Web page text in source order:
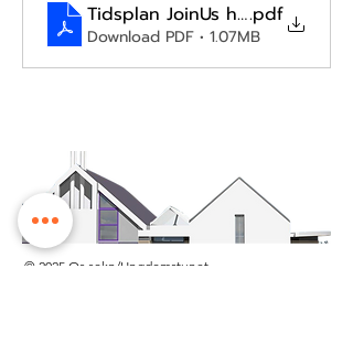
Tidsplan JoinUs haust 2024 ver.
.pdf
Download PDF • 1.07MB
© 2025 Os sokn/Ungdomstunet